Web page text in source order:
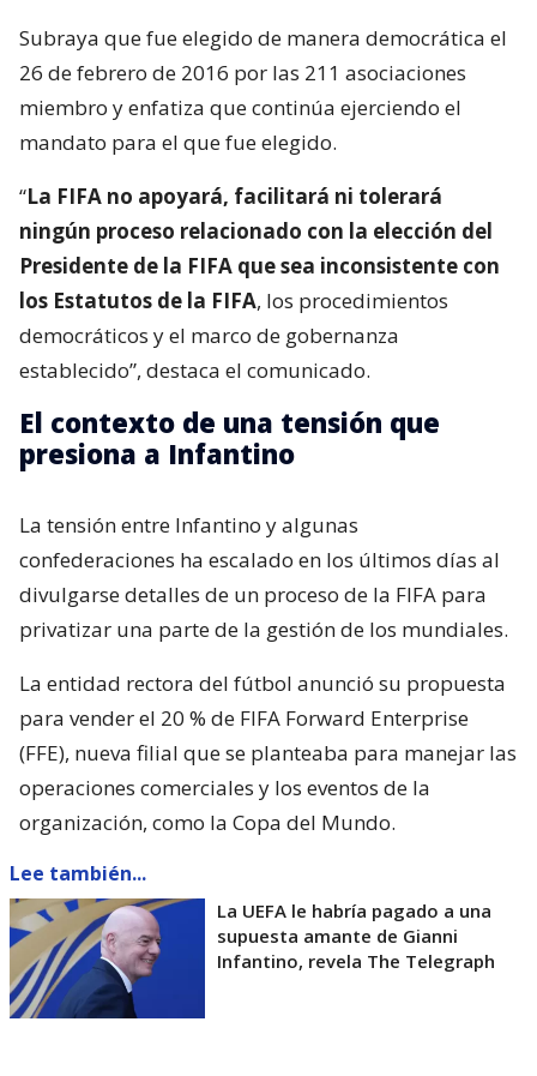
Subraya que fue elegido de manera democrática el
26 de febrero de 2016 por las 211 asociaciones
miembro y enfatiza que continúa ejerciendo el
mandato para el que fue elegido.
“La FIFA no apoyará, facilitará ni tolerará
ningún proceso relacionado con la elección del
Presidente de la FIFA que sea inconsistente con
los Estatutos de la FIFA, los procedimientos
democráticos y el marco de gobernanza
establecido”, destaca el comunicado.
El contexto de una tensión que
presiona a Infantino
La tensión entre Infantino y algunas
confederaciones ha escalado en los últimos días al
divulgarse detalles de un proceso de la FIFA para
privatizar una parte de la gestión de los mundiales.
La entidad rectora del fútbol anunció su propuesta
para vender el 20 % de FIFA Forward Enterprise
(FFE), nueva filial que se planteaba para manejar las
operaciones comerciales y los eventos de la
organización, como la Copa del Mundo.
Lee también...
La UEFA le habría pagado a una
supuesta amante de Gianni
Infantino, revela The Telegraph